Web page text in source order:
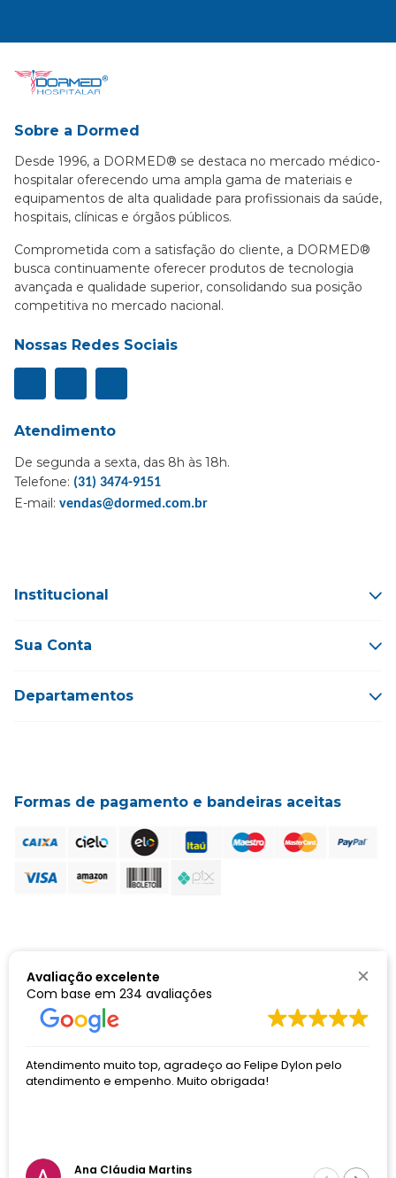
Sobre a Dormed
Desde 1996, a DORMED® se destaca no mercado médico-
hospitalar oferecendo uma ampla gama de materiais e
equipamentos de alta qualidade para profissionais da saúde,
hospitais, clínicas e órgãos públicos.
Comprometida com a satisfação do cliente, a DORMED®
busca continuamente oferecer produtos de tecnologia
avançada e qualidade superior, consolidando sua posição
competitiva no mercado nacional.
Nossas Redes Sociais
Atendimento
De segunda a sexta, das 8h às 18h.
Telefone: (31) 3474-9151
E-mail: vendas@dormed.com.br
Institucional
Sua Conta
Departamentos
Formas de pagamento e bandeiras aceitas
Selos de segurança
Amintas Jacques de Morais, nº 800 | Bairro Coqueiros | Cep: 30.881-202
| Belo Horizonte | Minas Gerais | Brasil | Alvará Sanitário Municipal nº
Avaliação excelente
Com base em 234 avaliações
ao Felipe Dylon pelo
obrigada!
otimo atendimento
Comprei pela empresa
Andreia Viana Gois